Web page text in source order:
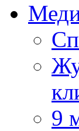
9